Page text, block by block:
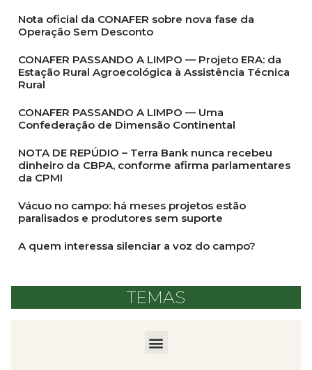
Nota oficial da CONAFER sobre nova fase da
Operação Sem Desconto
CONAFER PASSANDO A LIMPO — Projeto ERA: da
Estação Rural Agroecológica à Assistência Técnica
Rural
CONAFER PASSANDO A LIMPO — Uma
Confederação de Dimensão Continental
NOTA DE REPÚDIO – Terra Bank nunca recebeu
dinheiro da CBPA, conforme afirma parlamentares
da CPMI
Vácuo no campo: há meses projetos estão
paralisados e produtores sem suporte
A quem interessa silenciar a voz do campo?
TEMAS